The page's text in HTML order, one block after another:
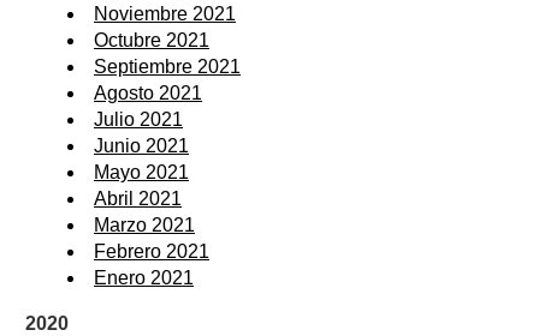
Noviembre 2021
Octubre 2021
Septiembre 2021
Agosto 2021
Julio 2021
Junio 2021
Mayo 2021
Abril 2021
Marzo 2021
Febrero 2021
Enero 2021
2020